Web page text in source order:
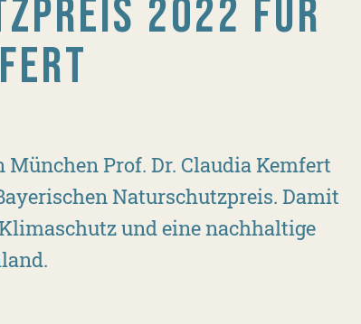
2022 FÜR
Prof. Dr. Claudia Kemfert
Naturschutzpreis. Damit
und eine nachhaltige